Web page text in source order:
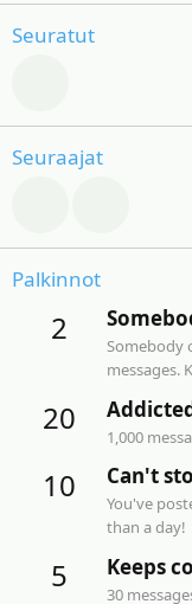
Seuratut
Seuraajat
Palkinnot
2
Somebody
messages.
20 1,000
10 Can't
You've
than a day!
5 Keeps
30